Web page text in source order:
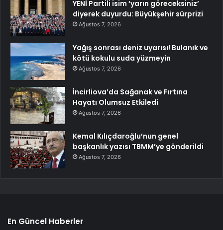
YENİ Partili isim ‘yarın göreceksiniz’
diyerek duyurdu: Büyükşehir sürprizi
Ağustos 7, 2026
Yağış sonrası deniz uyarısı! Bulanık ve
kötü kokulu suda yüzmeyin
Ağustos 7, 2026
İncirliova’da Sağanak ve Fırtına
Hayatı Olumsuz Etkiledi
Ağustos 7, 2026
Kemal Kılıçdaroğlu’nun genel
başkanlık yazısı TBMM’ye gönderildi
Ağustos 7, 2026
En Güncel Haberler